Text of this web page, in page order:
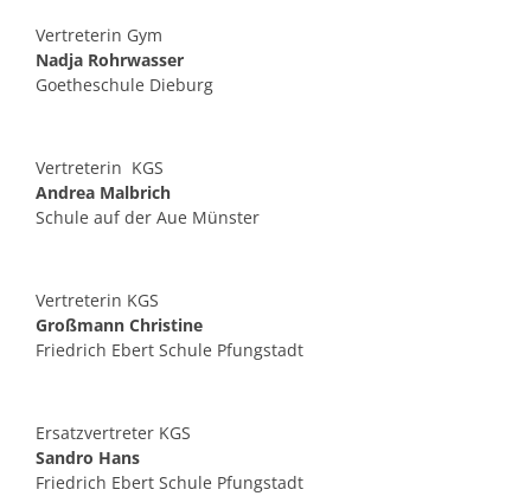
Vertreterin Gym
Nadja Rohrwasser
Goetheschule Dieburg
Vertreterin KGS
Andrea Malbrich
Schule auf der Aue Münster
Vertreterin KGS
Großmann Christine
Friedrich Ebert Schule Pfungstadt
Ersatzvertreter KGS
Sandro Hans
Friedrich Ebert Schule Pfungstadt